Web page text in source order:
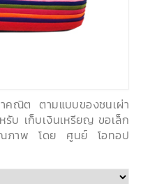
าคณิต ตามแบบของชนเผ่า
รับ เก็บเงินเหรียญ ขอเล็ก
ภาพ โดย ศูนย์ โอทอป